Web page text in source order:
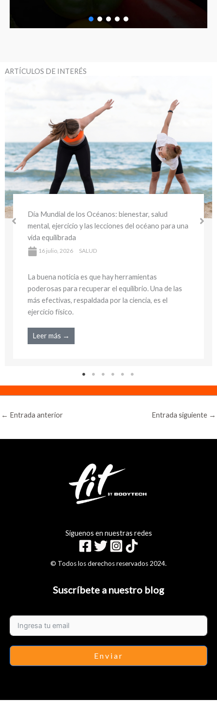
ARTÍCULOS DE INTERÉS
Día Mundial del Medio Ambiente y la Salud:
bienestar sostenible y hábitos saludables para
cuidar tu salud y el planeta
16 julio, 2026
La buena noticia es que hay herramientas
poderosas para recuperar el equilibrio. Una de las
más efectivas, respaldada por la ciencia, es el
ejercicio físico.
Leer más →
← Entrada anterior Entrada siguiente →
Siguenos en nuestras redes
© Todos los derechos reservados 2024.
Suscríbete a nuestro blog
Enviar